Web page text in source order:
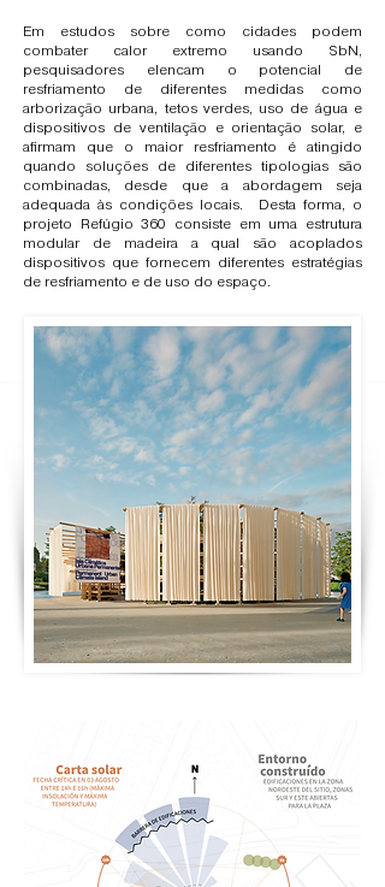
Em estudos sobre como cidades podem
combater calor extremo usando SbN,
pesquisadores elencam o potencial de
resfriamento de diferentes medidas como
arborização urbana, tetos verdes, uso de água e
dispositivos de ventilação e orientação solar, e
afirmam que o maior resfriamento é atingido
quando soluções de diferentes tipologias são
combinadas, desde que a abordagem seja
adequada às condições locais. Desta forma, o
projeto Refúgio 360 consiste em uma estrutura
modular de madeira a qual são acoplados
dispositivos que fornecem diferentes estratégias
de resfriamento e de uso do espaço.